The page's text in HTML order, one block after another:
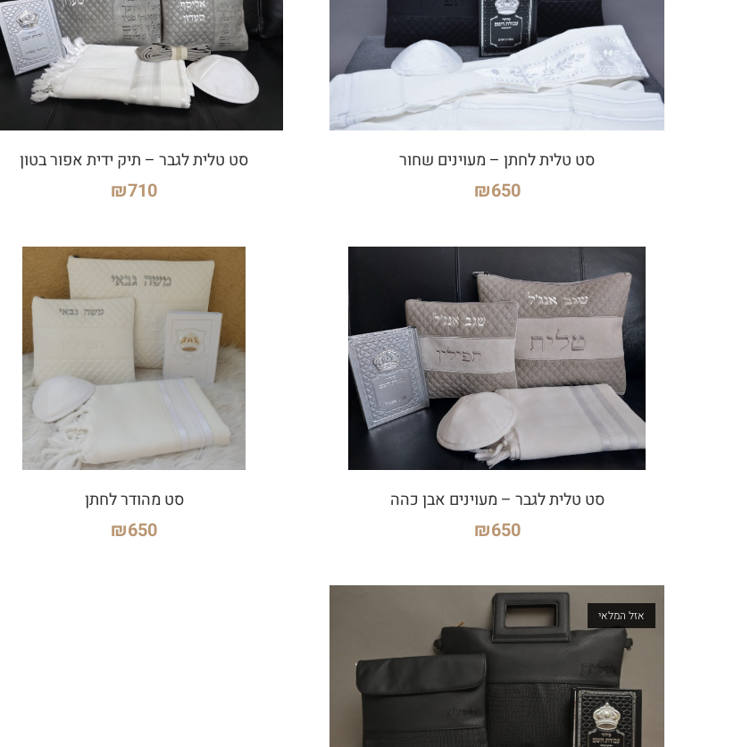
סט טלית לחתן – מעוינים שחור
₪650
סט טלית לגבר – תיק ידית אפור בטון
₪710
סט טלית לגבר – מעוינים אבן כהה
₪650
סט מהודר לחתן
₪650
אזל המלאי